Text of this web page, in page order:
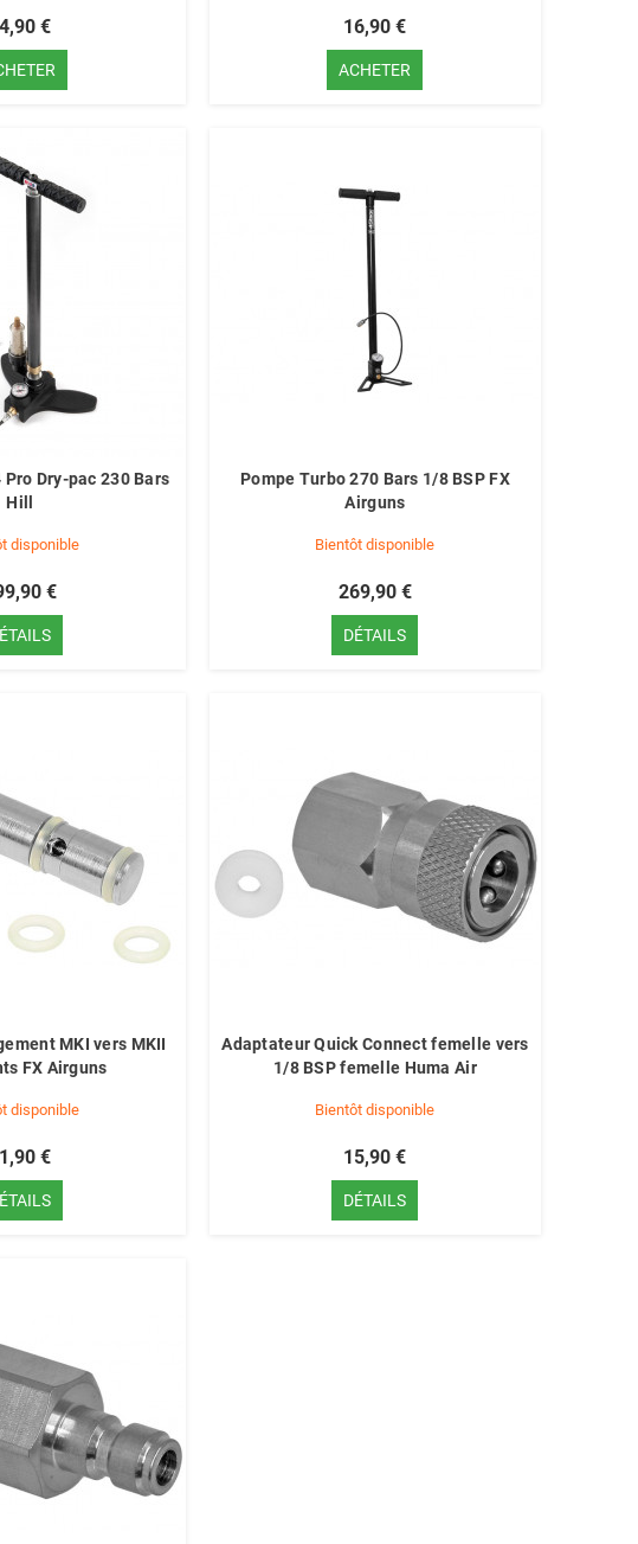
€ 16,90 €
ACHETER
Pro Dry-pac 230 Bars
Hill
disponible
€
Pompe Turbo 270 Bars 1/8 BSP FX
Airguns
Bientôt disponible
269,90 €
DÉTAILS
MKI vers MKII
FX Airguns
disponible
€
Adaptateur Quick Connect femelle vers
1/8 BSP femelle Huma Air
Bientôt disponible
15,90 €
DÉTAILS